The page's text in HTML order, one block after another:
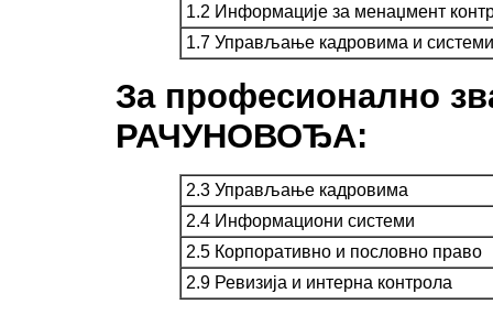
1.2 Информације за менаџмент
1.7 Управљање кадровима и
За професионално
РАЧУНОВОЂА:
2.3 Управљање кадровима
2.4 Информациони системи
2.5 Корпоративно и пословно право
2.9 Ревизија и интерна контрола